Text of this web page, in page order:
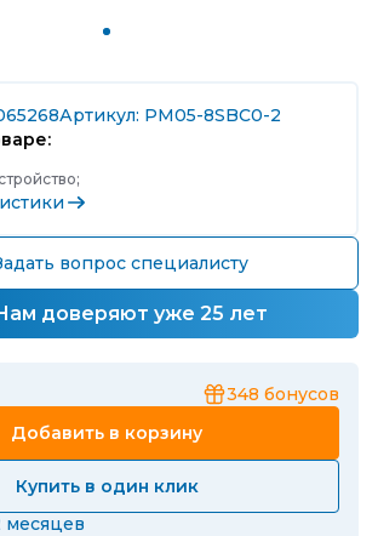
Артикул: PM05-8SBC0-2
вопрос специалисту
доверяют уже 25 лет
348 бонусов
Добавить в корзину
Купить в один клик
месяцев